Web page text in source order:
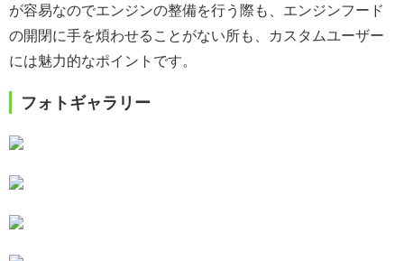
が容易なのでエンジンの整備を行う際も、エンジンフード
の開閉に手を煩わせることがない所も、カスタムユーザー
には魅力的なポイントです。
フォトギャラリー